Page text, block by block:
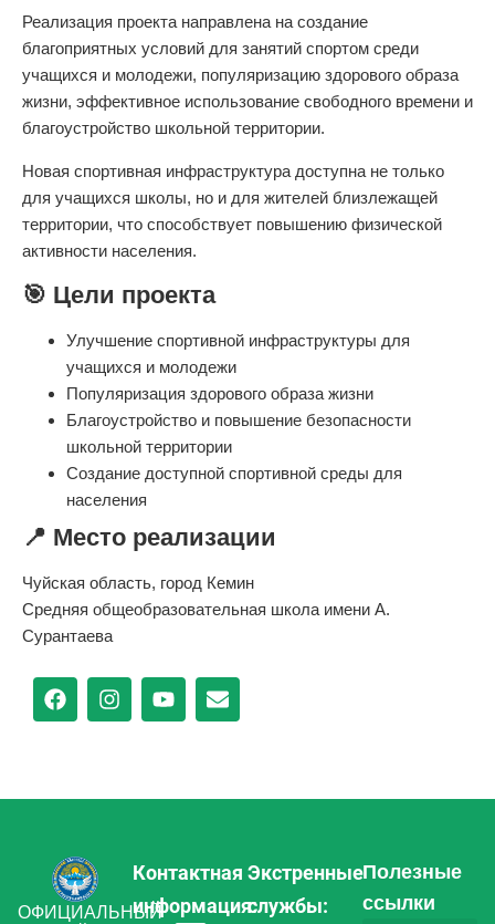
Реализация проекта направлена на создание
благоприятных условий для занятий спортом среди
учащихся и молодежи, популяризацию здорового образа
жизни, эффективное использование свободного времени и
благоустройство школьной территории.
Новая спортивная инфраструктура доступна не только
для учащихся школы, но и для жителей близлежащей
территории, что способствует повышению физической
активности населения.
🎯 Цели проекта
Улучшение спортивной инфраструктуры для
учащихся и молодежи
Популяризация здорового образа жизни
Благоустройство и повышение безопасности
школьной территории
Создание доступной спортивной среды для
населения
📍 Место реализации
Чуйская область, город Кемин
Средняя общеобразовательная школа имени А.
Сурантаева
ОФИЦИАЛЬНЫЙ
Контактная
информация:
Экстренные
службы:
Полезные
ссылки